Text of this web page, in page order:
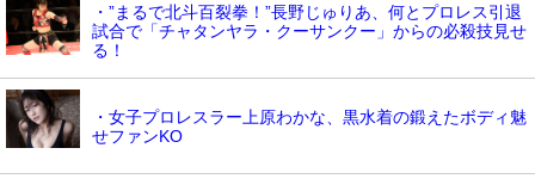
・”まるで北斗百裂拳！”長野じゅりあ、何とプロレス引退
試合で「チャタンヤラ・クーサンクー」からの必殺技見せ
る！
・女子プロレスラー上原わかな、黒水着の鍛えたボディ魅
せファンKO